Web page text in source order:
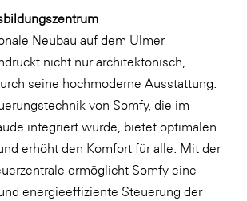
Neubau auf dem Ulmer
nicht nur architektonisch,
seine hochmoderne Ausstattung.
von Somfy, die im
integriert wurde, bietet optimalen
erhöht den Komfort für alle. Mit der
ermöglicht Somfy eine
energieeffiziente Steuerung der